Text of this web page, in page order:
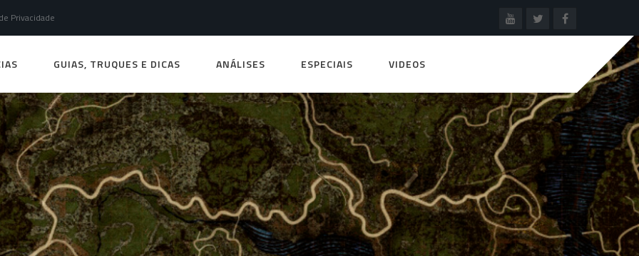
Privacidade
GUIAS, TRUQUES E DICAS ANÁLISES ESPECIAIS VIDEOS